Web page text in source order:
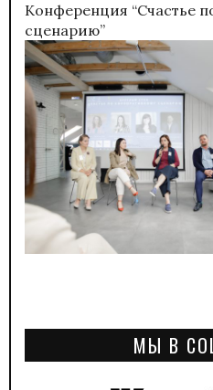
Конференция “Счастье
сценарию”
МЫ В